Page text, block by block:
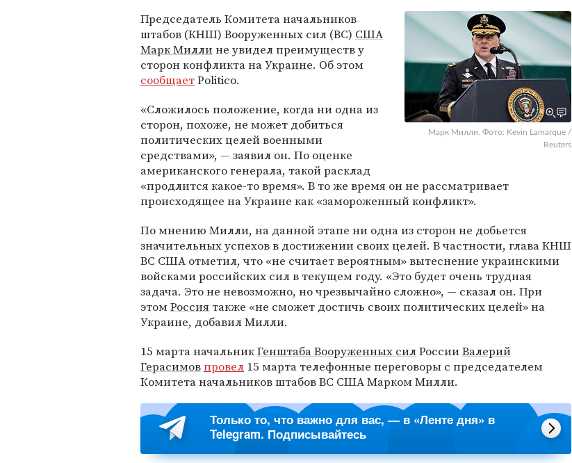
Марк Милли. Фото: Kevin Lamarque /
Reuters
Председатель Комитета начальников
штабов (КНШ) Вооруженных сил (ВС) США
Марк Миллине увидел преимуществ у
сторон конфликта наУкраине. Об этом
сообщаетPolitico.
«Сложилось положение, когда ни одна из
сторон, похоже, не может добиться
политических целей военными
средствами», — заявил он. По оценке
американского генерала, такой расклад
«продлится какое-то время». В то же время он не рассматривает
происходящее на Украине как «замороженный конфликт».
По мнению Милли, на данной этапе ни одна из сторон не добьется
значительных успехов в достижении своих целей. В частности, глава КНШ
ВС США отметил, что «не считает вероятным» вытеснение украинскими
войсками российских сил в текущем году. «Это будет очень трудная
задача. Это не невозможно, но чрезвычайно сложно», — сказал он. При
этомРоссия также «не сможет достичь своих политических целей» на
Украине, добавил Милли.
15 марта начальникГенштаба Вооруженных силРоссииВалерий
Герасимовпровел 15 марта телефонные переговоры с председателем
Комитета начальников штабов ВС США Марком Милли.
Только то, что важно для вас, — в «Ленте дня» в
Telegram. Подписывайтесь